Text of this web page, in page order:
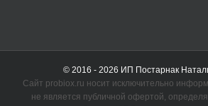
© 2016 - 2026 ИП Постарнак
Сайт probiox.ru носит исключительно
не является публичной офертой,